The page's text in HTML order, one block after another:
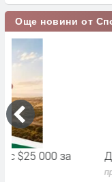
Още новини от
Джокович